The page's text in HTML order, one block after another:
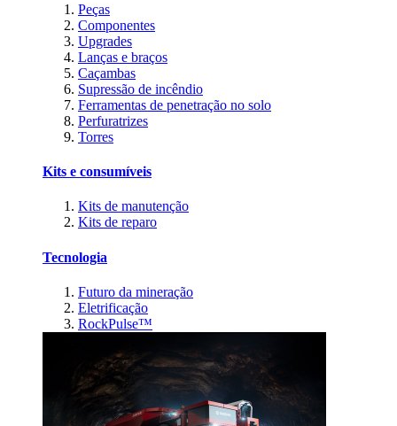
Peças
Componentes
Upgrades
Lanças e braços
Caçambas
Supressão de incêndio
Ferramentas de penetração no solo
Perfuratrizes
Torres
Kits e consumíveis
Kits de manutenção
Kits de reparo
Tecnologia
Futuro da mineração
Eletrificação
RockPulse™